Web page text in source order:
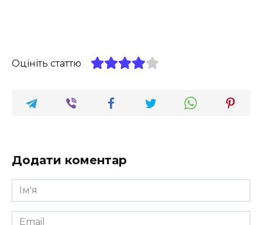
Оцініть статтю
Додати коментар
Ім'я
*
Email